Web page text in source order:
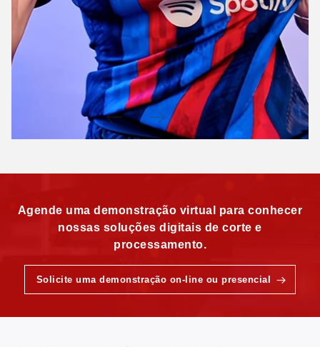
Agende uma demonstração virtual para conhecer
nossas soluções digitais de corte e
processamento.
Solicite uma demonstração on-line ou presencial